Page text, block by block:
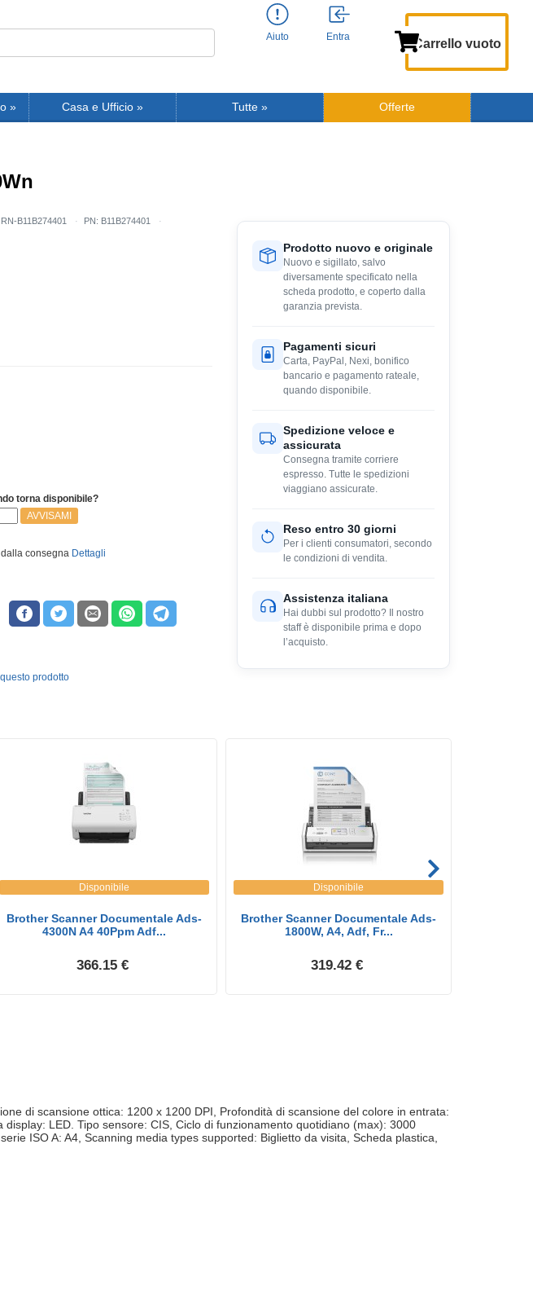
Aiuto Entra Carrello vuoto
» Casa e Ufficio » Tutte » Offerte
B11B274401
PN: B11B274401
torna disponibile?
AVVISAMI
consegna Dettagli
prodotto
Prodotto nuovo e originale
Nuovo e sigillato, salvo
diversamente specificato nella
scheda prodotto, e coperto dalla
garanzia prevista.
Pagamenti sicuri
Carta, PayPal, Nexi, bonifico
bancario e pagamento rateale,
quando disponibile.
Spedizione veloce e
assicurata
Consegna tramite corriere
espresso. Tutte le spedizioni
viaggiano assicurate.
Reso entro 30 giorni
Per i clienti consumatori, secondo
le condizioni di vendita.
Assistenza italiana
Hai dubbi sul prodotto? Il nostro
staff è disponibile prima e dopo
l’acquisto.
Disponibile
Brother Scanner Documentale Ads-
4300N A4 40Ppm Adf...
366.15 €
Disponibile
Brother Scanner Documentale Ads-
1800W, A4, Adf, Fr...
319.42 €
di scansione ottica: 1200 x 1200 DPI, Profondità di scansione del colore in entrata:
LED. Tipo sensore: CIS, Ciclo di funzionamento quotidiano (max): 3000
ISO A: A4, Scanning media types supported: Biglietto da visita, Scheda plastica,